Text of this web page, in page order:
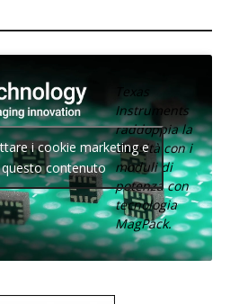
Texas
Instruments
raddoppia la
densità con i
moduli di
potenza con
tecnologia
MagPack.
i cookie marketing e
contenuto